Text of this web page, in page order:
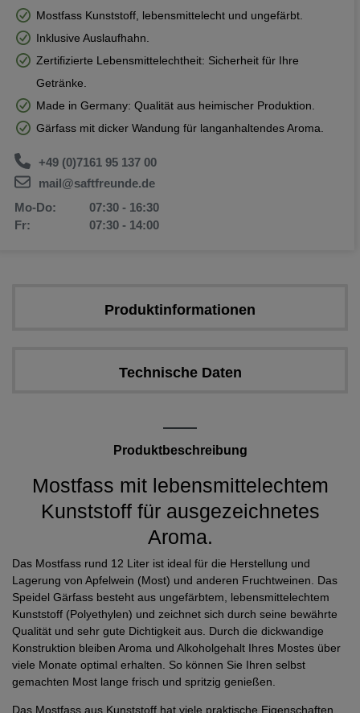
Mostfass Kunststoff, lebensmittelecht und ungefärbt.
Inklusive Auslaufhahn.
Zertifizierte Lebensmittelechtheit: Sicherheit für Ihre
Getränke.
Made in Germany: Qualität aus heimischer Produktion.
Gärfass mit dicker Wandung für langanhaltendes Aroma.
+49 (0)7161 95 137 00
mail@saftfreunde.de
Mo-Do:
07:30 - 16:30
Fr:
07:30 - 14:00
Produktinformationen
Technische Daten
Produktbeschreibung
Mostfass mit lebensmittelechtem
Kunststoff für ausgezeichnetes
Aroma.
Das Mostfass rund 12 Liter ist ideal für die Herstellung und
Lagerung von Apfelwein (Most) und anderen Fruchtweinen. Das
Speidel Gärfass besteht aus ungefärbtem, lebensmittelechtem
Kunststoff (Polyethylen) und zeichnet sich durch seine bewährte
Qualität und sehr gute Dichtigkeit aus. Durch die dickwandige
Konstruktion bleiben Aroma und Alkoholgehalt Ihres Mostes über
viele Monate optimal erhalten. So können Sie Ihren selbst
gemachten Most lange frisch und spritzig genießen.
Das Mostfass aus Kunststoff hat viele praktische Eigenschaften.